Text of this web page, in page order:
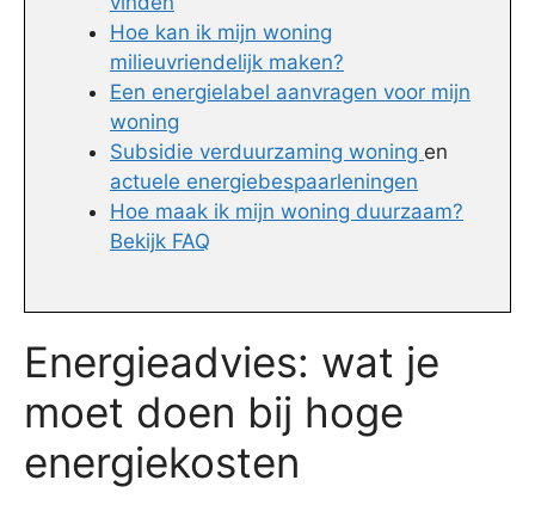
Hoe kan ik mijn woning
milieuvriendelijk maken?
Een energielabel aanvragen voor mijn
woning
Subsidie verduurzaming woning en
actuele energiebespaarleningen
Hoe maak ik mijn woning duurzaam?
Bekijk FAQ
Energieadvies: wat je
moet doen bij hoge
energiekosten